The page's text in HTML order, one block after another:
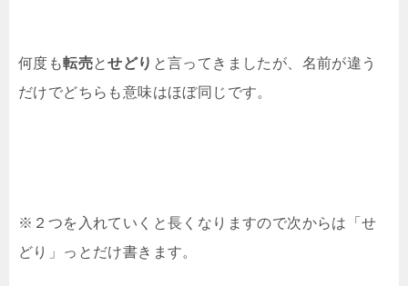
何度も転売とせどり と言ってきましたが、名前が違う
だけでどちらも意味はほぼ同じです。
※２つを入れていくと長くなりますので次からは「せ
どり」っとだけ書きます。